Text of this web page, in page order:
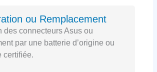
ou Remplacement
des connecteurs Asus ou
par une batterie d’origine ou
certifiée.